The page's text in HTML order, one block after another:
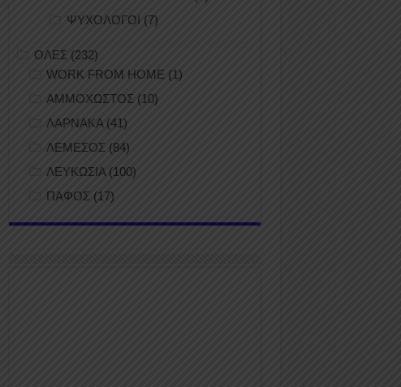
ΨΥΧΟΛΟΓΟΙ (7)
ΟΛΕΣ (232)
WORK FROM HOME (1)
ΑΜΜΟΧΩΣΤΟΣ (10)
ΛΑΡΝΑΚΑ (41)
ΛΕΜΕΣΟΣ (84)
ΛΕΥΚΩΣΙΑ(100)
ΠΑΦΟΣ (17)